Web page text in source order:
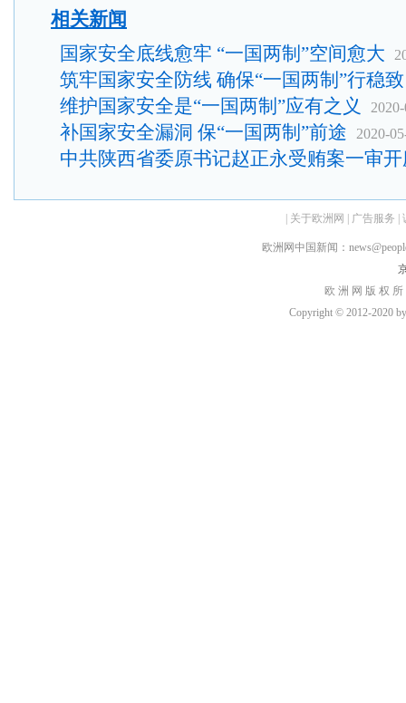
相关新闻
国家安全底线愈牢 “一国两制”空间愈大
筑牢国家安全防线 确保“一国两制”行稳致
维护国家安全是“一国两制”应有之义
补国家安全漏洞 保“一国两制”前途 2020-
中共陕西省委原书记赵正永受贿案一审
关于欧洲网 广告服务
欧洲网中国新闻：
欧 洲 网 版 权
Copyright © 2012-2020